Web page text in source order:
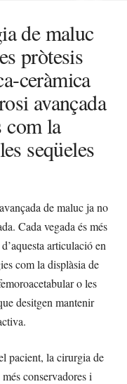
de maluc
pròtesis
ceràmica
avançada
com la
seqüeles
de maluc ja no
Cada vegada és més
articulació en
com la displàsia de
o les
desitgen mantenir
pacient, la cirurgia de
conservadores i